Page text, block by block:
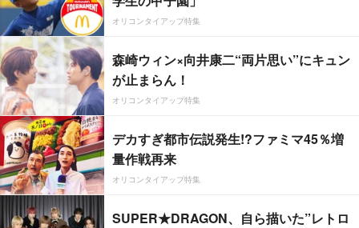
オリコンタイアップ特集
森崎ウィン×向井康二“両片思い”にキュン
が止まらん！
オリコンタイアップ特集
デカすぎ都市伝説発生!?ファミマ45％増
量作戦再来
オリコンタイアップ特集
SUPER★DRAGON、自ら描いた”レトロ